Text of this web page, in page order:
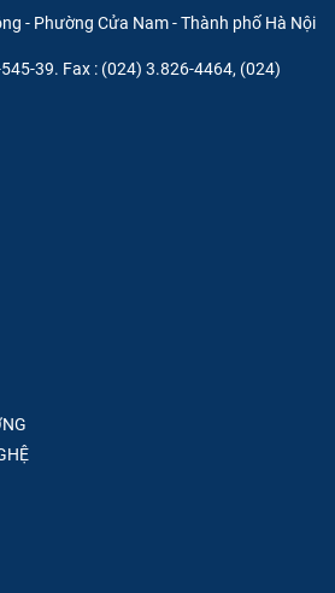
- Phường Cửa Nam - Thành phố Hà Nội
39. Fax : (024) 3.826-4464, (024)